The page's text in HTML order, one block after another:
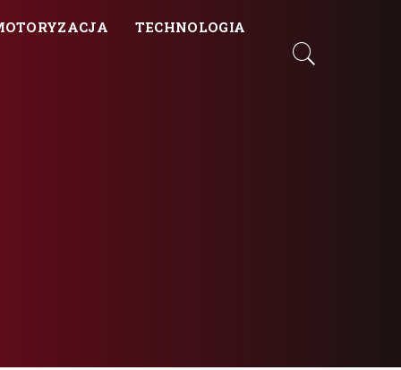
TECHNOLOGIA